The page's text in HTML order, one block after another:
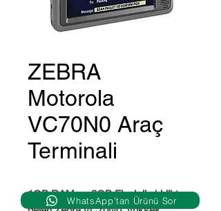
ZEBRA
Motorola
VC70N0 Araç
Terminali
1GB RAM ve 2GB Flash ile birlikte
WhatsApp’tan Ürünü Sor